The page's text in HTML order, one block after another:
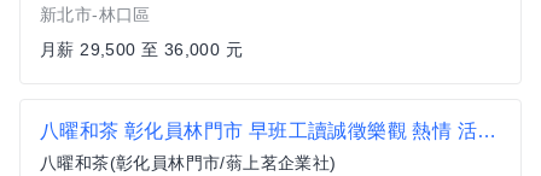
新北市-林口區
月薪 29,500 至 36,000 元
八曜和茶 彰化員林門市 早班工讀誠徵樂觀 熱情 活潑的你 飲料店門市人員
八曜和茶(彰化員林門市/蓊上茗企業社)